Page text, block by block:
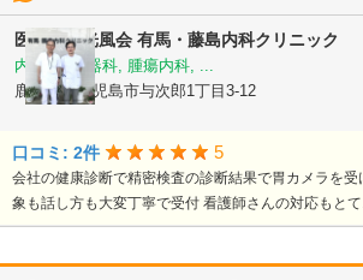
医療法人光風会 有馬・藤島内科クリニック
内科, 消化器科, 腫瘍内科, ...
鹿児島県鹿児島市与次郎1丁目3-12
口コミ: 2件 5
会社の健康診断で精密検査の診断結果で胃カメラを
象も話し方も大変丁寧で受付 看護師さんの対応もと